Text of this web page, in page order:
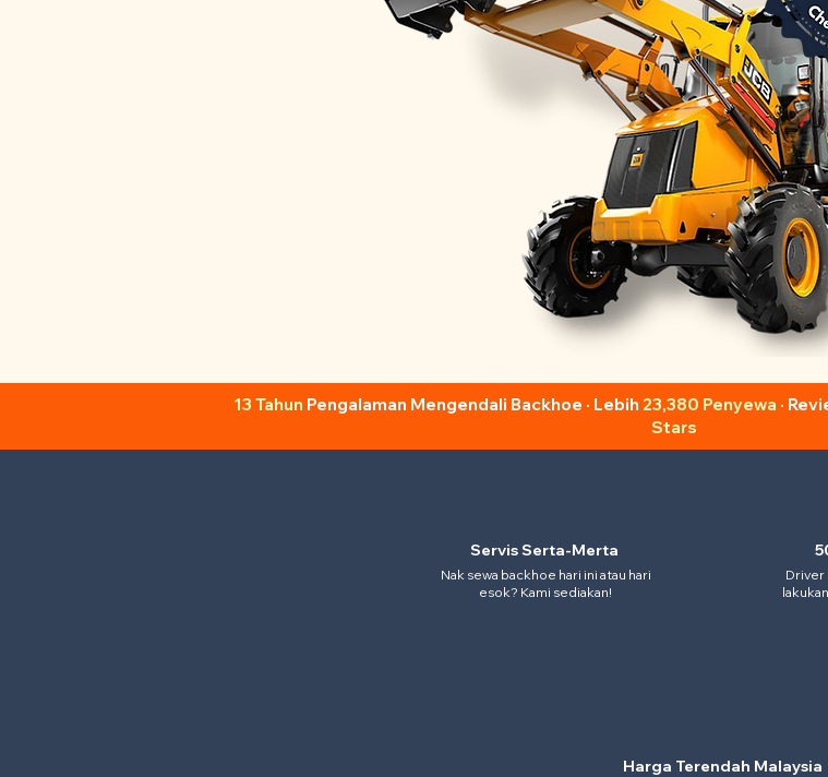
13 Tahun Pengalaman Mengendali Backhoe · Lebih 23,380 Penyewa ·
Stars
Servis Serta-Merta
Nak sewa backhoe hari ini atau hari
esok? Kami sediakan!
Driver
Harga Terendah Malaysia